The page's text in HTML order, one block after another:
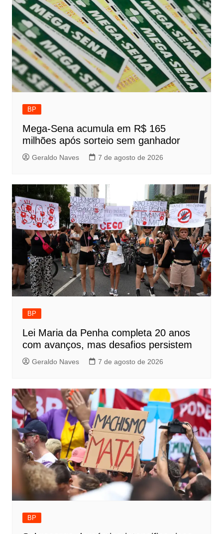
BP
Mega-Sena acumula em R$ 165
milhões após sorteio sem ganhador
Geraldo Naves 7 de agosto de 2026
BP
Lei Maria da Penha completa 20 anos
com avanços, mas desafios persistem
Geraldo Naves 7 de agosto de 2026
BP